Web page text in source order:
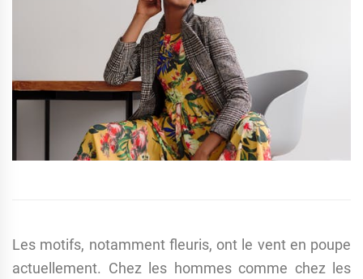
Les motifs, notamment fleuris, ont le vent en poupe
actuellement. Chez les hommes comme chez les